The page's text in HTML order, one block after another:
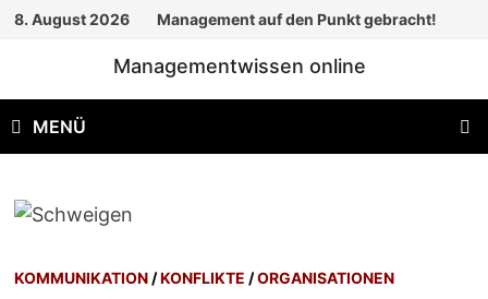
Zum
8. August 2026 Management auf den Punkt gebracht!
Managementwissen online
MENÜ
KOMMUNIKATION /KONFLIKTE /ORGANISATIONEN